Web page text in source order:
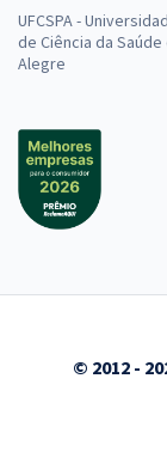
UFCSPA -
de Ciência da
Alegre
© 2012 -